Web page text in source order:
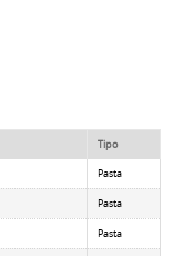
Tipo
Pasta
Pasta
Pasta